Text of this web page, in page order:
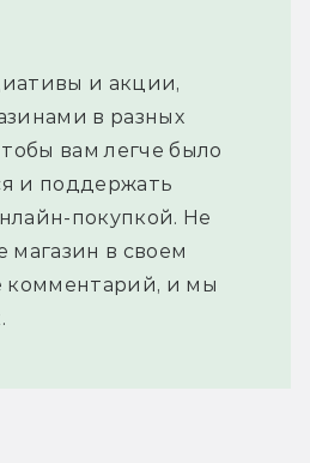
и акции,
в разных
вам легче было
и поддержать
покупкой. Не
магазин в своем
комментарий, и мы